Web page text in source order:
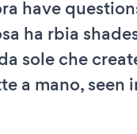
have
ha rbia
sole che
a mano, seen